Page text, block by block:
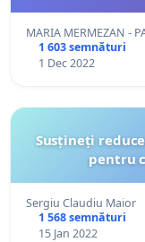
MARIA MERMEZAN -
1 603 semnături
1 Dec 2022
Susțineți
pentru
Sergiu Claudiu Maior
1 568 semnături
15 Jan 2022